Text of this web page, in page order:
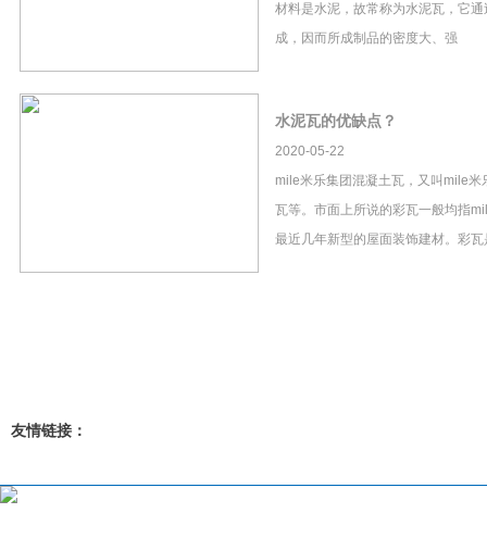
材料是水泥，故常称为水泥瓦，它
成，因而所成制品的密度大、强
水泥瓦的优缺点？
2020-05-22
mile米乐集团混凝土瓦，又叫mile米
瓦等。市面上所说的彩瓦一般均指
最近几年新型的屋面装饰建材。彩
友情链接：